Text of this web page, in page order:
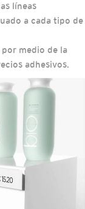
líneas
a cada tipo de
medio de la
adhesivos.